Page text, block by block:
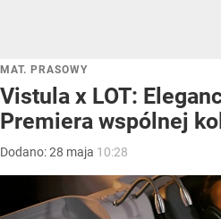
MAT. PRASOWY
Vistula x LOT:
Premiera wspólnej
Dodano:28 maja 10:28